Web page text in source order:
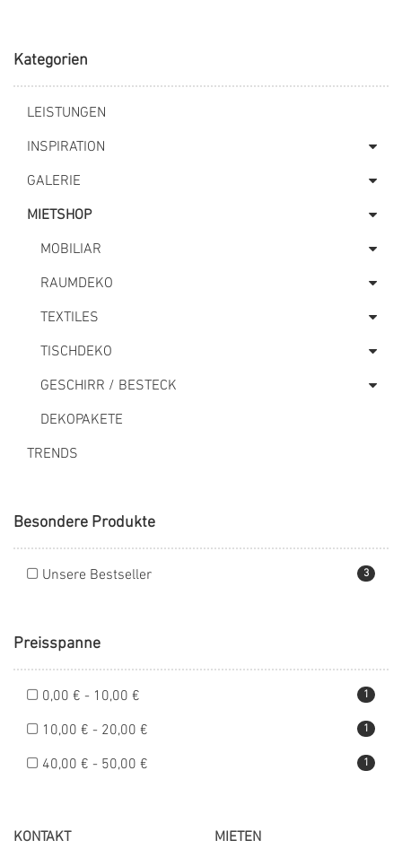
Kategorien
LEISTUNGEN
INSPIRATION
GALERIE
MIETSHOP
MOBILIAR
RAUMDEKO
TEXTILES
TISCHDEKO
GESCHIRR / BESTECK
DEKOPAKETE
TRENDS
Besondere Produkte
3
Unsere Bestseller
Preisspanne
1
0,00 € - 10,00 €
1
10,00 € - 20,00 €
1
40,00 € - 50,00 €
KONTAKT MIETEN